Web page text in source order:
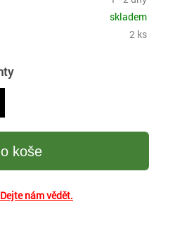
skladem
2 ks
koše
nám vědět.